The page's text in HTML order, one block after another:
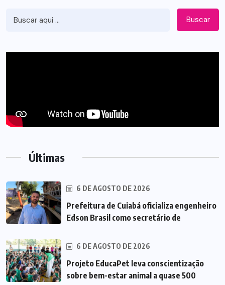
Buscar
Últimas
6 DE AGOSTO DE 2026
Prefeitura de Cuiabá oficializa engenheiro
Edson Brasil como secretário de
6 DE AGOSTO DE 2026
Projeto EducaPet leva conscientização
sobre bem-estar animal a quase 500